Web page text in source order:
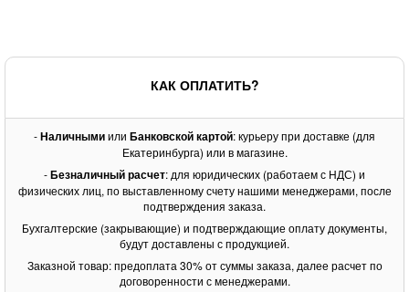
КАК ОПЛАТИТЬ?
-Наличнымиили Банковской картой: курьеру при доставке (для
Екатеринбурга) или в магазине.
-Безналичный расчет: для юридических (работаем с НДС) и
физических лиц, по выставленному счету нашими менеджерами, после
подтверждения заказа.
Бухгалтерские (закрывающие) и подтверждающие оплату документы,
будут доставлены с продукцией.
Заказной товар: предоплата 30% от суммы заказа, далее расчет по
договоренности с менеджерами.